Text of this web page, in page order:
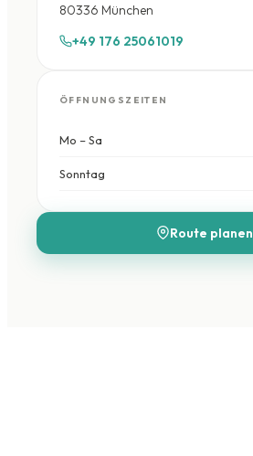
80336 München
+49 176 25061019
ÖFFNUNGSZEITEN
Mo – Sa
Sonntag
Route planen